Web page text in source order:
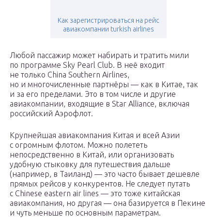
Как зарегистрироваться на рейс
авиакомпании turkish airlines
Любой пассажир может набирать и тратить мили
по программе Sky Pearl Club. В неё входит
не только China Southern Airlines,
но и многочисленные партнёры — как в Китае, так
и за его пределами. Это в том числе и другие
авиакомпании, входящие в Star Alliance, включая
российский Аэрофлот.
Крупнейшая авиакомпания Китая и всей Азии
с огромным флотом. Можно полететь
непосредственно в Китай, или организовать
удобную стыковку для путешествия дальше
(например, в Таиланд) — это часто бывает дешевле
прямых рейсов у конкурентов. Не следует путать
с Chinese eastern air lines — это тоже китайская
авиакомпания, но другая — она базируется в Пекине
и чуть меньше по основным параметрам.